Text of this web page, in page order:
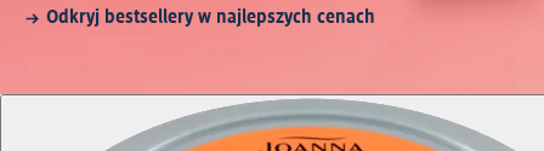
Odkryj bestsellery w najlepszych cenach